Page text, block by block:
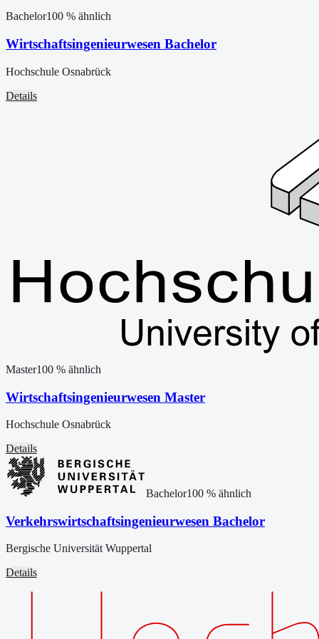
Bachelor100 % ähnlich
Wirtschaftsingenieurwesen Bachelor
Hochschule Osnabrück
Details
Master100 % ähnlich
Wirtschaftsingenieurwesen Master
Hochschule Osnabrück
Details
Bachelor100% ähnlich
Verkehrswirtschaftsingenieurwesen Bachelor
Bergische Universität Wuppertal
Details